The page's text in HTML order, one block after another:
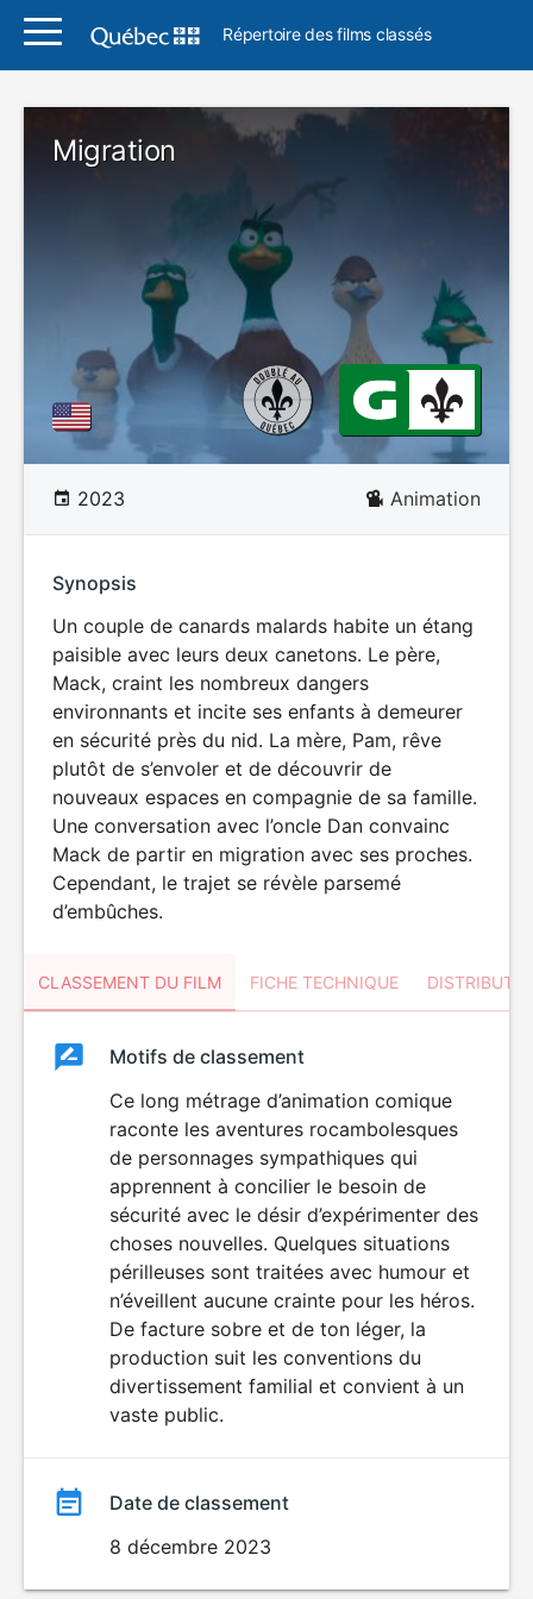
Répertoire des films classés
Migration
2023 Animation
Synopsis
Un couple de canards malards habite un étang
paisible avec leurs deux canetons. Le père,
Mack, craint les nombreux dangers
environnants et incite ses enfants à demeurer
en sécurité près du nid. La mère, Pam, rêve
plutôt de s’envoler et de découvrir de
nouveaux espaces en compagnie de sa famille.
Une conversation avec l’oncle Dan convainc
Mack de partir en migration avec ses proches.
Cependant, le trajet se révèle parsemé
d’embûches.
CLASSEMENT DU FILM FICHE TECHNIQUE
ClassementClassement
Motifs de classement
Ce long métrage d’animation comique
raconte les aventures rocambolesques
de personnages sympathiques qui
apprennent à concilier le besoin de
sécurité avec le désir d’expérimenter des
choses nouvelles. Quelques situations
périlleuses sont traitées avec humour et
n’éveillent aucune crainte pour les héros.
De facture sobre et de ton léger, la
production suit les conventions du
divertissement familial et convient à un
vaste public.
Date de classement
8 décembre 2023